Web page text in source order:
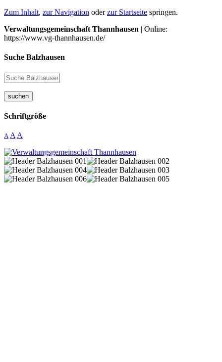
Zum Inhalt, zur Navigation oderzur Startseite springen.
Verwaltungsgemeinschaft Thannhausen | Online:
https://www.vg-thannhausen.de/
Suche Balzhausen
suchen
Schriftgröße
A A A